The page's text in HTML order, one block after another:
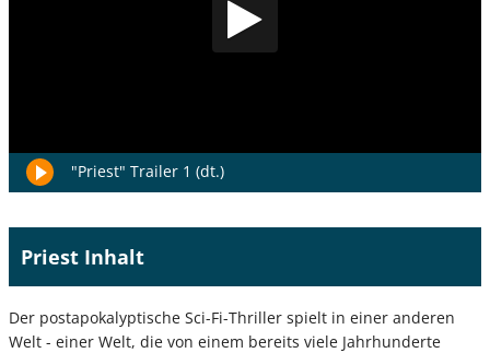
"Priest" Trailer 1 (dt.)
Priest Inhalt
Der postapokalyptische Sci-Fi-Thriller spielt in einer anderen
Welt - einer Welt, die von einem bereits viele Jahrhunderte